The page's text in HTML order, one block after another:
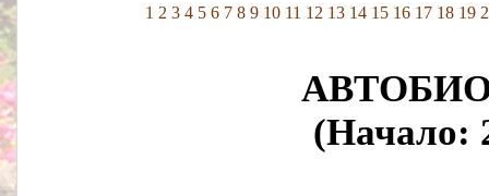
1 2 3 4 5 6 7 8 9 10 11 12 13 14 15 16 17 18 19
(Начало: